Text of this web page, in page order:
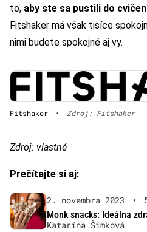
to, aby ste sa pustili do
Fitshaker má však tisíce
nimi budete spokojné aj vy.
Fitshaker • Zdroj: Fitshaker
Zdroj: vlastné
Prečítajte si aj:
2. novembra 2023 •
Monk snacks: Ideálna
Katarína Šimková